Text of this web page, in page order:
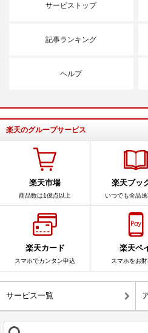
サービストップ
記事ランキング
ヘルプ
楽天のグループサービス
楽天市場
商品数は1億点以上
楽天ブッ
いつでも全品
楽天カード
スマホでカンタン申込
楽天ペ
スマホをお
サービス一覧